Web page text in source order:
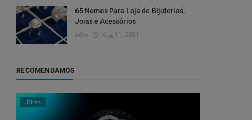
65 Nomes Para Loja de Bijuterias,
Joias e Acessórios
adm Aug 11, 2021
RECOMENDAMOS
Dicas